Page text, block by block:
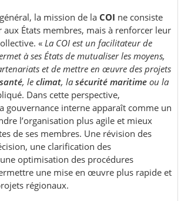
la mission de la COI ne consiste
aux États membres, mais à renforcer leur
« La COI est un facilitateur de
à ses États de mutualiser les moyens,
et de mettre en œuvre des projets
santé, le climat, la sécurité maritime ou la
Dans cette perspective,
gouvernance interne apparaît comme un
l’organisation plus agile et mieux
de ses membres. Une révision des
une clarification des
optimisation des procédures
une mise en œuvre plus rapide et
régionaux.